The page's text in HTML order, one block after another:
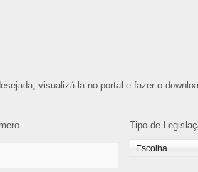
visualizá-la no portal e fazer o
Tipo de